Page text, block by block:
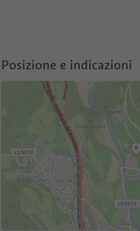
Posizione e indicazioni